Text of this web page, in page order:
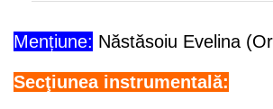
Mențiune: Năstăsoiu Evelina
Secţiunea instrumentală: